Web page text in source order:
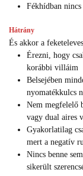
Fékhídban
Hátrány
És akkor a
Érezni, hogy
korábbi villáim
Belsejében
nyomatékkulcs
Nem megfelelő
vagy dual aires
Gyakorlatilag
mert a negatív
Nincs benne
sikerült